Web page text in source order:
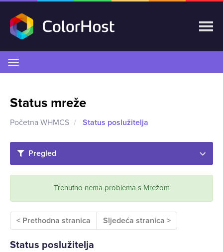
navigaciju
Status mreže
Početna WHMCS Status poslužitelja
Pregled
Trenutno nema problema s Mrežom
< Prethodna stranica Sljedeća stranica >
Status poslužitelja